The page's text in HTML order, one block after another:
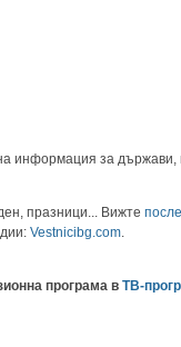
информация за държави,
празници... Вижте
Vestnicibg.com
програма в ТВ-